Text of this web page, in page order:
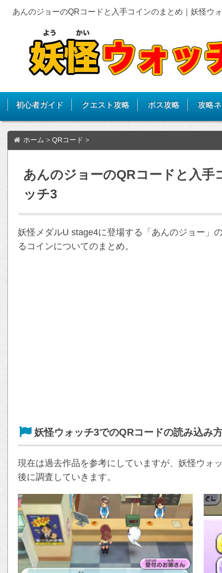
あんのジョーのQRコードと入手コインのまとめ｜妖怪ウ
初心者ガイド クエスト攻略 ボス攻略 攻略
ホーム > QRコード >
あんのジョーのQRコードと入手
ッチ3
妖怪メダルU stage4に登場する「あんのジョー」
るコインについてのまとめ。
妖怪ウォッチ3でのQRコードの読み込み
現在は過去作品を参考にしていますが、妖怪ウォ
後に調査していきます。